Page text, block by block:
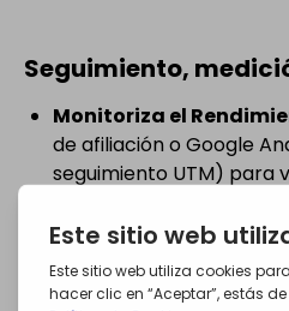
Seguimiento,
Monitoriza el
de afiliación o Google
seguimiento UTM) para
Analiza los Datos:
más ROI? ¿Qué tipo de
(stories, posts fijos,